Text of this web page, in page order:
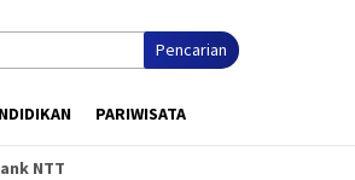
Pencarian
PARIWISATA
NTT